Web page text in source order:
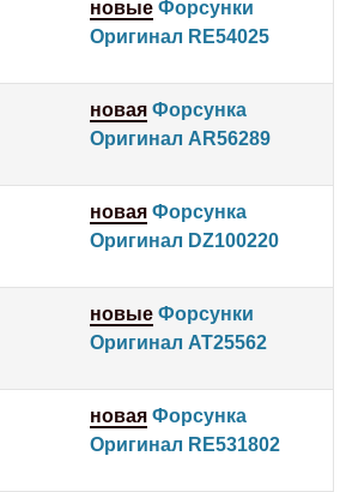
новые Форсунки
Оригинал RE54025
новая Форсунка
Оригинал AR56289
новая Форсунка
Оригинал DZ100220
новые Форсунки
Оригинал AT25562
новая Форсунка
Оригинал RE531802